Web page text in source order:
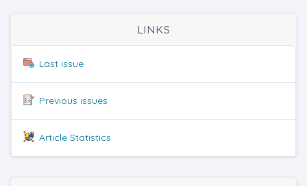
LINKS
Last issue
Previous issues
Article Statistics